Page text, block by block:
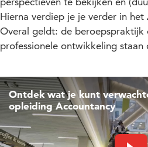
Hierna verdiep je je verder in
Overal geldt: de beroepspraktijk
professionele ontwikkeling staan
Ontdek wat je kunt
opleiding Accountancy